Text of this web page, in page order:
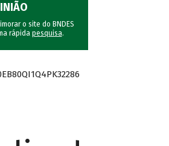
o site do BNDES
rápida pesquisa.